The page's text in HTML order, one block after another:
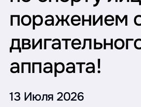
поражением
аппарата!
13 Июля 2026